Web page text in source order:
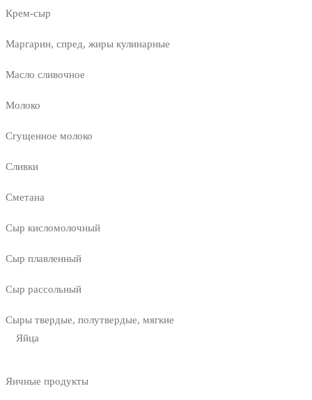
Крем-сыр
Маргарин, спред, жиры кулинарные
Масло сливочное
Молоко
Сгущенное молоко
Сливки
Сметана
Сыр кисломолочный
Сыр плавленный
Сыр рассольный
Сыры твердые, полутвердые, мягкие
Яйца
Яичные продукты